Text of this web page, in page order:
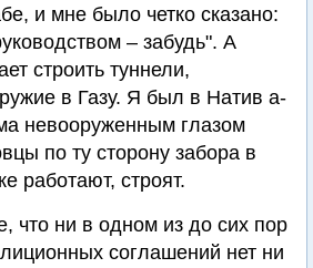
и мне было четко сказано:
– забудь". А
строить туннели,
в Газу. Я был в Натив а-
невооруженным глазом
по ту сторону забора в
работают, строят.
что ни в одном из до сих пор
соглашений нет ни